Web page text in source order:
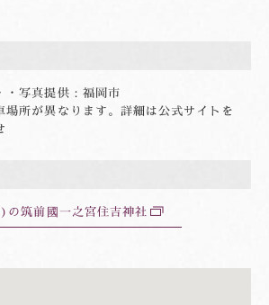
・写真提供：福岡市
場所が異なります。詳細は公式サイトを
の筑前國一之宮住吉神社 別
ウ